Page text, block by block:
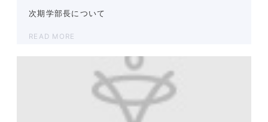
次期学部長について
READ MORE